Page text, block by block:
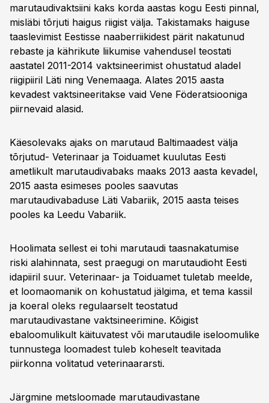
marutaudivaktsiini kaks korda aastas kogu Eesti pinnal,
misläbi tõrjuti haigus riigist välja. Takistamaks haiguse
taaslevimist Eestisse naaberriikidest pärit nakatunud
rebaste ja kährikute liikumise vahendusel teostati
aastatel 2011-2014 vaktsineerimist ohustatud aladel
riigipiiril Läti ning Venemaaga. Alates 2015 aasta
kevadest vaktsineeritakse vaid Vene Föderatsiooniga
piirnevaid alasid.
Käesolevaks ajaks on marutaud Baltimaadest välja
tõrjutud- Veterinaar ja Toiduamet kuulutas Eesti
ametlikult marutaudivabaks maaks 2013 aasta kevadel,
2015 aasta esimeses pooles saavutas
marutaudivabaduse Läti Vabariik, 2015 aasta teises
pooles ka Leedu Vabariik.
Hoolimata sellest ei tohi marutaudi taasnakatumise
riski alahinnata, sest praegugi on marutaudioht Eesti
idapiiril suur. Veterinaar- ja Toiduamet tuletab meelde,
et loomaomanik on kohustatud jälgima, et tema kassil
ja koeral oleks regulaarselt teostatud
marutaudivastane vaktsineerimine. Kõigist
ebaloomulikult käituvatest või marutaudile iseloomulike
tunnustega loomadest tuleb koheselt teavitada
piirkonna volitatud veterinaararsti.
Järgmine metsloomade marutaudivastane